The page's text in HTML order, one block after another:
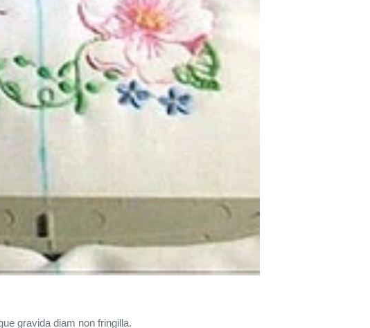
gravida diam non fringilla.